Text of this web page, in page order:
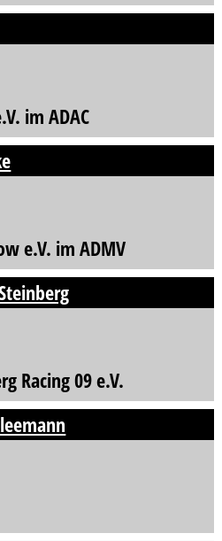
im ADAC
e.V. im ADMV
Racing 09 e.V.